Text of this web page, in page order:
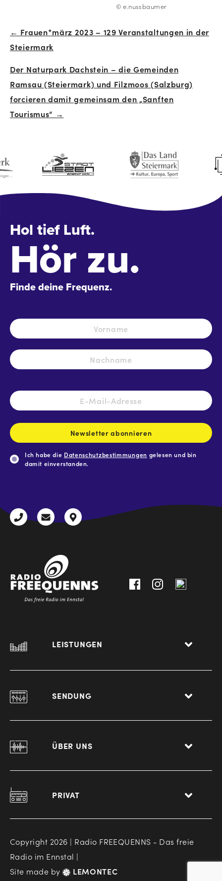
© e.nussbaumer
Beitrags-
← Frauen*märz 2023 – 129 Veranstaltungen in der
Steiermark
Der Naturpark Dachstein – die Gemeinden
Ramsau (Steiermark) und Filzmoos (Salzburg)
forcieren damit gemeinsam den „Sanften
Tourismus“ →
Hol tief Luft.
Hör zu.
Finde deine Frequenz.
Name *
E-
Mail-
Newsletter abonnieren
Ich habe die Datenschutzbestimmungen gelesen und bin
damit einverstanden.
+43
radio@freequenns.at
Kulturhausstraße
LEISTUNGEN
SENDUNG
ÜBER UNS
PRIVAT
Copyright 2026 | Radio FREEQUENNS - Das freie
Radio im Ennstal |
Site made by
LEMONTEC